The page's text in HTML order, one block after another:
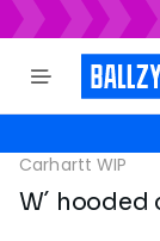
Carhartt WIP
W´